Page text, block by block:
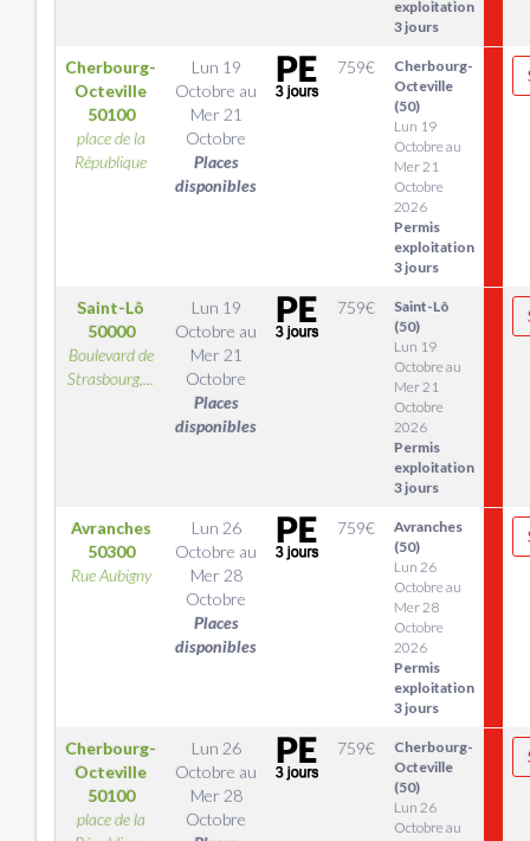
exploitation
3 jours
Cherbourg-
Octeville
50100
place de la
République
Lun 19
Octobre au
Mer 21
Octobre
Places
disponibles
759€
Cherbourg-
Octeville
(50)
Lun 19
Octobre au
Mer 21
Octobre
2026
Permis
exploitation
3 jours
Saint-Lô
50000
Boulevard de
Strasbourg,...
Lun 19
Octobre au
Mer 21
Octobre
Places
disponibles
759€
Saint-Lô
(50)
Lun 19
Octobre au
Mer 21
Octobre
2026
Permis
exploitation
3 jours
Avranches
50300
Rue Aubigny
Lun 26
Octobre au
Mer 28
Octobre
Places
disponibles
759€
Avranches
(50)
Lun 26
Octobre au
Mer 28
Octobre
2026
Permis
exploitation
3 jours
Cherbourg-
Octeville
50100
place de la
Lun 26
Octobre au
Mer 28
Octobre
759€
Cherbourg-
Octeville
(50)
Lun 26
Octobre au